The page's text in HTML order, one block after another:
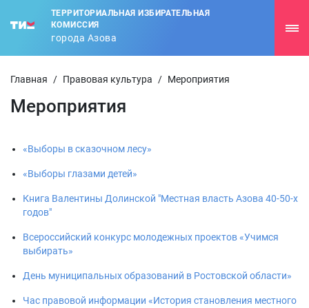
ТЕРРИТОРИАЛЬНАЯ ИЗБИРАТЕЛЬНАЯ
КОМИССИЯ
города Азова
Главная / Правовая культура / Мероприятия
Мероприятия
«Выборы в сказочном лесу»
«Выборы глазами детей»
Книга Валентины Долинской "Местная власть Азова 40-50-х
годов"
Всероссийский конкурс молодежных проектов «Учимся
выбирать»
День муниципальных образований в Ростовской области»
Час правовой информации «История становления местного